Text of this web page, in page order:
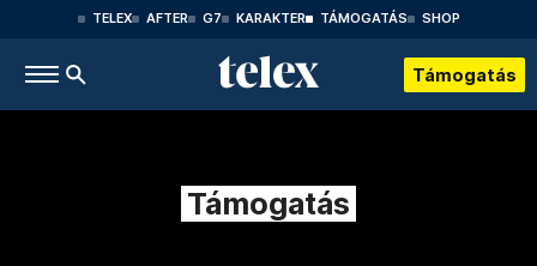
TELEX AFTER G7 KARAKTER TÁMOGATÁS SHOP
Támogatás
Támogatás